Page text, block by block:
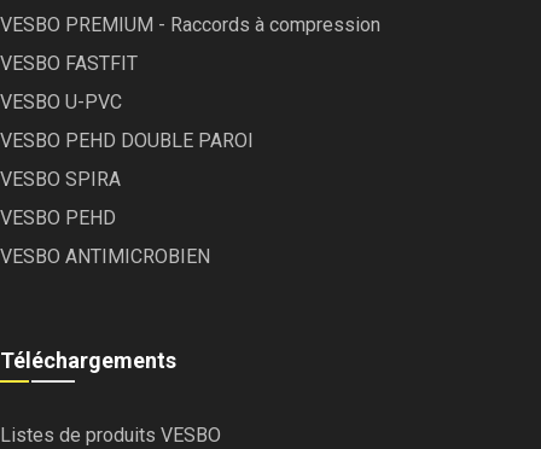
VESBO PREMIUM - Raccords à compression
VESBO FASTFIT
VESBO U-PVC
VESBO PEHD DOUBLE PAROI
VESBO SPIRA
VESBO PEHD
VESBO ANTIMICROBIEN
Téléchargements
Listes de produits VESBO